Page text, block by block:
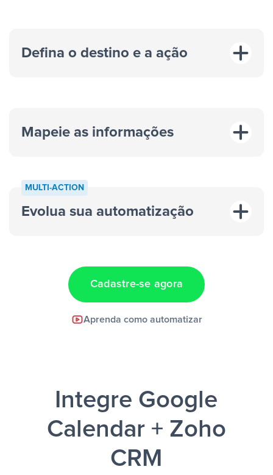
Defina o destino e a ação
“A cada resposta em um anúncio”
Mapeie as informações
MULTI-ACTION
Evolua sua automatização
Cadastre-se agora
Aprenda como automatizar
Integre Google
Calendar + Zoho
CRM